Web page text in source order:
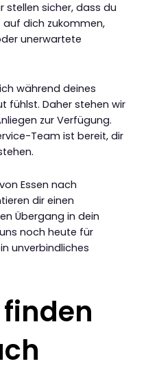
stellen sicher, dass du
auf dich zukommen,
unerwartete
während deines
fühlst. Daher stehen wir
zur Verfügung.
Team ist bereit, dir
Essen nach
dir einen
Übergang in dein
noch heute für
unverbindliches